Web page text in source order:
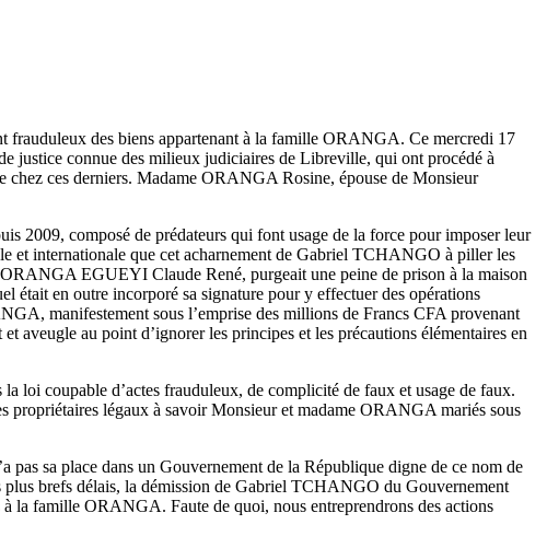
frauduleux des biens appartenant à la famille ORANGA. Ce mercredi 17
justice connue des milieux judiciaires de Libreville, qui ont procédé à
chez ces derniers. Madame ORANGA Rosine, épouse de Monsieur
2009, composé de prédateurs qui font usage de la force pour imposer leur
et internationale que cet acharnement de Gabriel TCHANGO à piller les
EGUEYI Claude René, purgeait une peine de prison à la maison
était en outre incorporé sa signature pour y effectuer des opérations
manifestement sous l’emprise des millions de Francs CFA provenant
au point d’ignorer les principes et les précautions élémentaires en
loi coupable d’actes frauduleux, de complicité de faux et usage de faux.
propriétaires légaux à savoir Monsieur et madame ORANGA mariés sous
sa place dans un Gouvernement de la République digne de ce nom de
brefs délais, la démission de Gabriel TCHANGO du Gouvernement
la famille ORANGA. Faute de quoi, nous entreprendrons des actions